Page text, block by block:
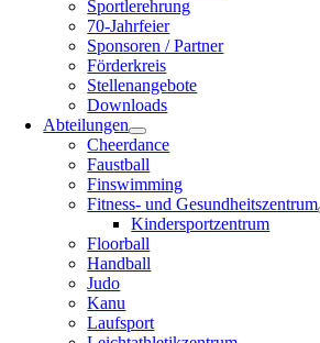
Sportlerehrung
70-Jahrfeier
Sponsoren / Partner
Förderkreis
Stellenangebote
Downloads
Abteilungen
Cheerdance
Faustball
Finswimming
Fitness- und Gesundheitszentrum
Kindersportzentrum
Floorball
Handball
Judo
Kanu
Laufsport